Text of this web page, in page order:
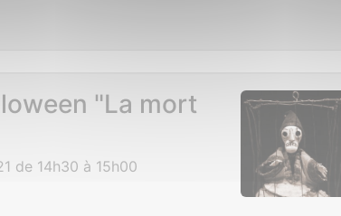
"La mort
de 14h30 à 15h00